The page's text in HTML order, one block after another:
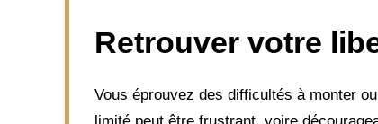
Retrouver votre
Vous éprouvez des difficultés à monter
limité peut être frustrant, voire